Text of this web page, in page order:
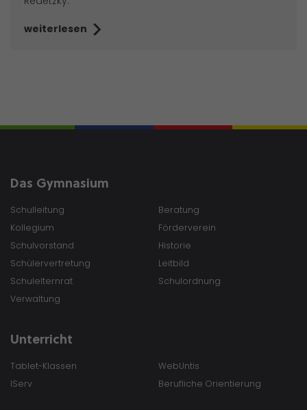
weiterlesen
Das Gymnasium
Schulleitung
Kollegium
Schulvorstand
Schülervertretung
Schulelternrat
Verwaltung
Beratung
Förderverein
Historie
Leitbild
Schulordnung
Unterricht
Tablet-Klassen
IServ
WebUntis
Berufliche Orientierung